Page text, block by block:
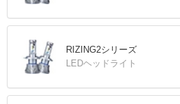
RIZING2シリーズ
LEDヘッドライト